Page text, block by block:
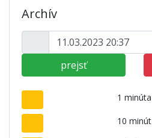
Archív
prejsť
1 minúta
10 minút